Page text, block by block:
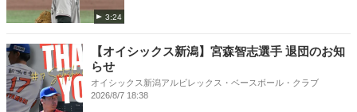
3:24
【オイシックス新潟】宮森智志選手 退団のお知
らせ
オイシックス新潟アルビレックス・ベースボール・クラブ
2026/8/7 18:38